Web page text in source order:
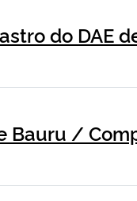
do DAE
Bauru /